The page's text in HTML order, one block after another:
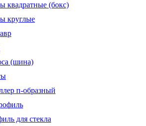
квадратные (бокс)
круглые
(шина)
п-образный
для стекла